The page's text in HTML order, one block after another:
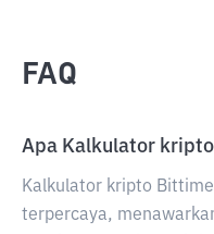
FAQ
Apa Kalkulator
Kalkulator kripto
terpercaya,